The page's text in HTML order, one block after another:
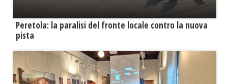
Peretola: la paralisi del fronte locale contro la nuova
pista